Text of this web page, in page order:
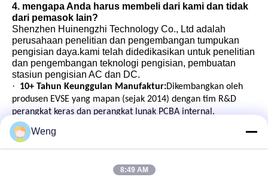
4. mengapa Anda harus membeli dari kami dan tidak
dari pemasok lain?
Shenzhen Huinengzhi Technology Co., Ltd adalah
perusahaan penelitian dan pengembangan tumpukan
pengisian daya.kami telah didedikasikan untuk penelitian
dan pengembangan teknologi pengisian, pembuatan
stasiun pengisian AC dan DC.
· 10+ Tahun Keunggulan Manufaktur:Dikembangkan oleh
produsen EVSE yang mapan (sejak 2014) dengan tim R&D
perangkat keras dan perangkat lunak PCBA internal.
· Global Field Dibuktikan:
dikerahkan di seluruh Eropa, Asia Tenggara, dan Amerika
Selatan.
Weng
8:49 AM